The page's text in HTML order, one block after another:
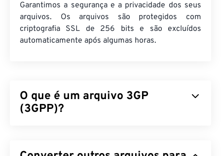
Garantimos a segurança e a privacidade dos seus
arquivos. Os arquivos são protegidos com
criptografia SSL de 256 bits e são excluídos
automaticamente após algumas horas.
O que é um arquivo 3GP
(3GPP)?